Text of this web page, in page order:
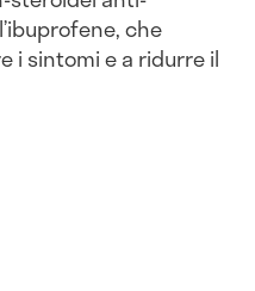
che
i sintomi e a ridurre il